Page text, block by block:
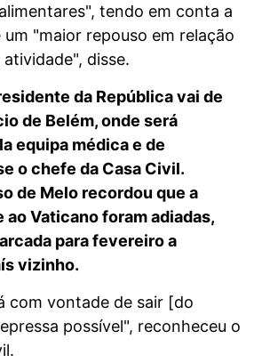
tendo em conta a
"maior repouso em relação
disse.
da República vai de
de Belém, onde será
equipa médica e de
o chefe da Casa Civil.
de Melo recordou que a
ao Vaticano foram adiadas,
para fevereiro a
vizinho.
com vontade de sair [do
possível", reconheceu o